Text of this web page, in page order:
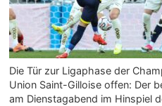
Die Tür zur Ligaphase der
Union Saint-Gilloise offen: Der
am Dienstagabend im Hinspiel